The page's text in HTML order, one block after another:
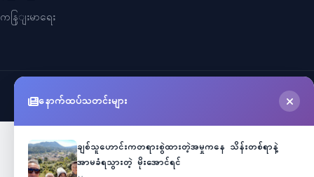
ကနြျးမာရေး
© 2026Myanmar Cele News
နောက်ထပ်သတင်းများ
ချစ်သူဟောင်းကတရားစွဲထားတဲ့အမှုကနေ သိန်းတစ်ရာနဲ့
အာမခံရသွားတဲ့ မိုးအောင်ရင်